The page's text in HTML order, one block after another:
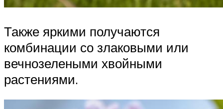
Также яркими получаются
комбинации со злаковыми или
вечнозелеными хвойными
растениями.